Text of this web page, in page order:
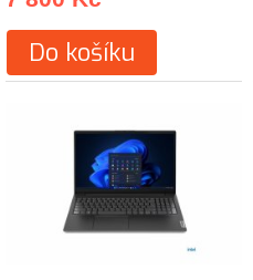
Do košíku